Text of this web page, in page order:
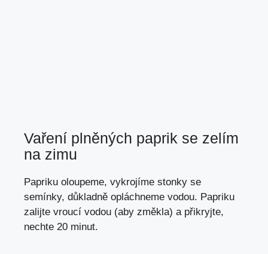
Vaření plněných paprik se zelím
na zimu
Papriku oloupeme, vykrojíme stonky se
semínky, důkladně opláchneme vodou. Papriku
zalijte vroucí vodou (aby změkla) a přikryjte,
nechte 20 minut.